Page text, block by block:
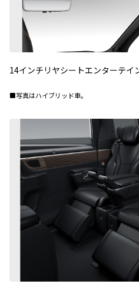
14インチリヤシートエンターテイ
■写真はハイブリッド車。